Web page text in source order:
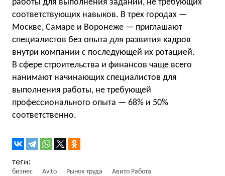
работы для выполнения заданий, не требующих
соответствующих навыков. В трех городах —
Москве, Самаре и Воронеже — приглашают
специалистов без опыта для развития кадров
внутри компании с последующей их ротацией.
В сфере строительства и финансов чаще всего
нанимают начинающих специалистов для
выполнения работы, не требующей
профессионального опыта — 68% и 50%
соответственно.
бизнес Avito Рынок труда Авито Работа